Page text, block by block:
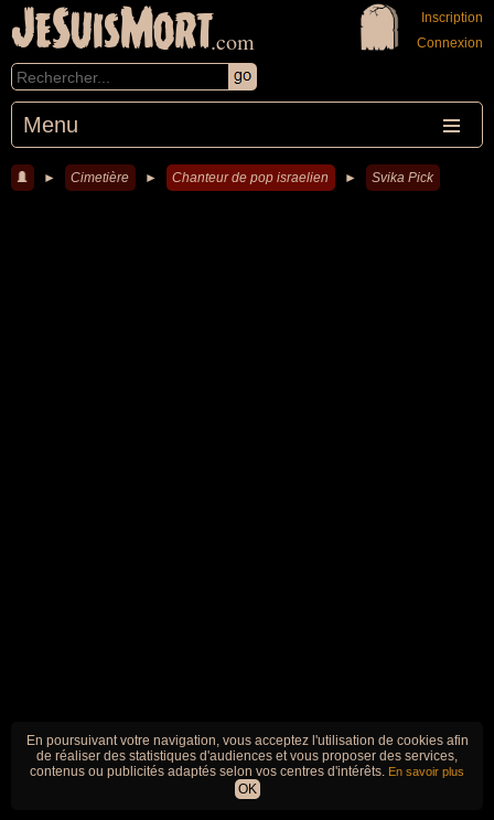
JeSuisMort.com
Menu
Inscription
Connexion
► Cimetière ► Chanteur de pop israelien ► Svika Pick
En poursuivant votre navigation, vous acceptez l'utilisation de cookies afin
de réaliser des statistiques d'audiences et vous proposer des services,
contenus ou publicités adaptés selon vos centres d'intérêts. En savoir plus
OK